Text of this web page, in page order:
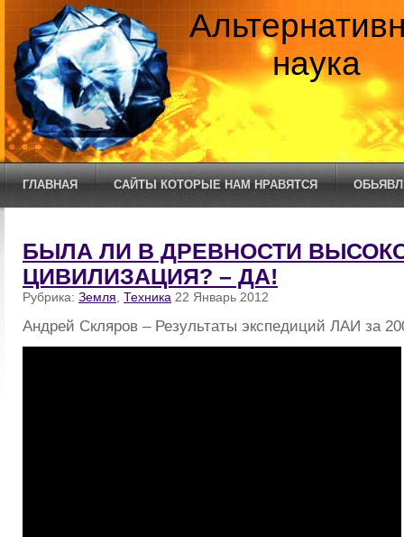
наука
ГЛАВНАЯ САЙТЫ КОТОРЫЕ НАМ НРАВЯТСЯ
БЫЛА ЛИ В ДРЕВНОСТИ
ЦИВИЛИЗАЦИЯ? – ДА!
Рубрика: Земля Техника 22 Январь 2012
Андрей Скляров – Результаты экспедиций ЛАИ за